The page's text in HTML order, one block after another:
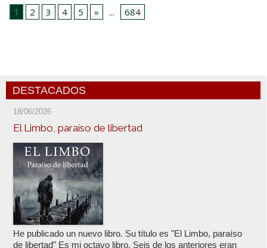
1
2 3 4 5 » ... 684
DESTACADOS
18/06/2026
El Limbo, paraíso de libertad
He publicado un nuevo libro. Su título es "El Limbo, paraíso
de libertad" Es mi octavo libro. Seis de los anteriores eran